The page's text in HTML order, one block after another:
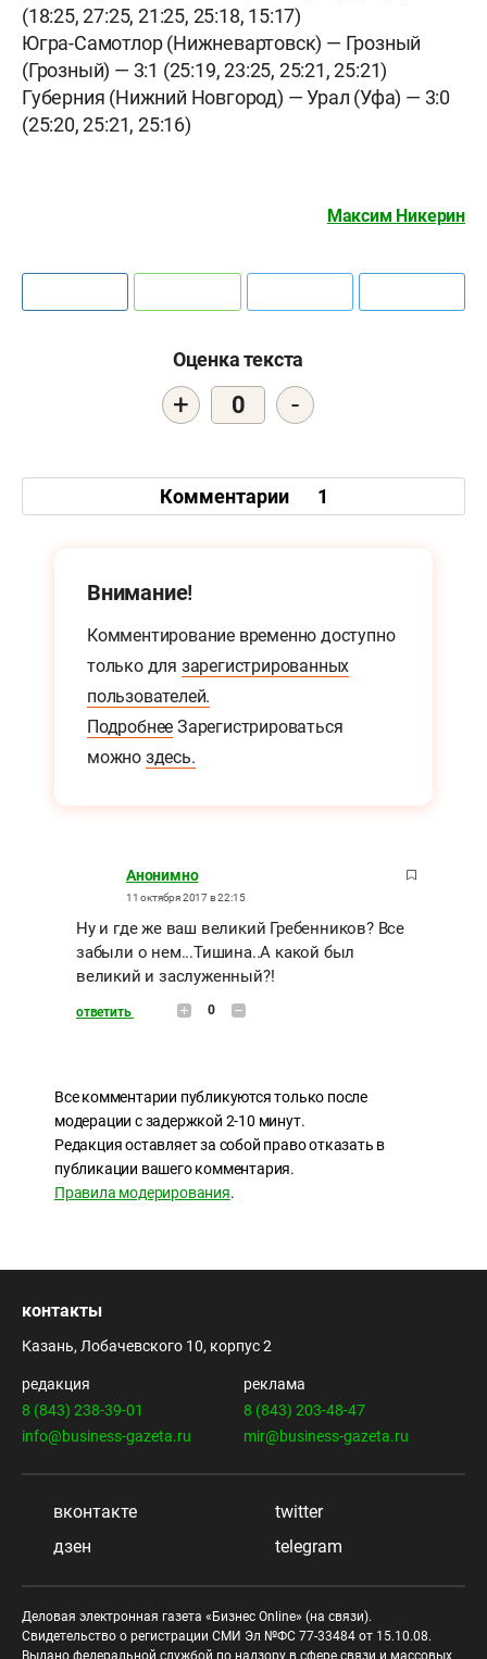
(18:25, 27:25, 21:25, 25:18, 15:17)
Югра-Самотлор (Нижневартовск) — Грозный
(Грозный) — 3:1 (25:19, 23:25, 25:21, 25:21)
Губерния (Нижний Новгород) — Урал (Уфа) — 3:0
(25:20, 25:21, 25:16)
Максим Никерин
Оценка текста
+ 0 -
Комментарии 1
Внимание!
Комментирование временно доступно
только для зарегистрированных
пользователей.
Подробнее Зарегистрироваться
можно здесь.
Анонимно
11 октября 2017 в 22:15
Ну и где же ваш великий Гребенников? Все
забыли о нем...Тишина..А какой был
великий и заслуженный?!
ответить 0
Все комментарии публикуются только после
модерации с задержкой 2-10 минут.
Редакция оставляет за собой право отказать в
публикации вашего комментария.
Правила модерирования.
контакты
Казань, Лобачевского 10, корпус 2
редакция
8 (843) 238-39-01
info@business-gazeta.ru
реклама
8 (843) 203-48-47
mir@business-gazeta.ru
вконтакте
twitter
дзен
telegram
Деловая электронная газета «Бизнес Online» (на связи).
Свидетельство о регистрации СМИ Эл №ФС 77-33484 от 15.10.08.